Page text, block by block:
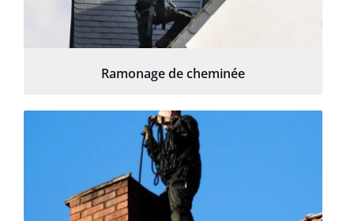
Ramonage de cheminée